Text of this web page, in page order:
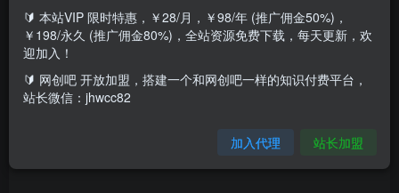
课程目录：
一、七天零基础带货教学
🔰 本站VIP 限时特惠，￥28/月，￥98/年 (推广佣金50%)，
￥198/永久 (推广佣金80%)，全站资源免费下载，每天更新，欢
迎加入！
🔰 网创吧 开放加盟，搭建一个和网创吧一样的知识付费平台，
站长微信：jhwcc82
加入代理 站长加盟